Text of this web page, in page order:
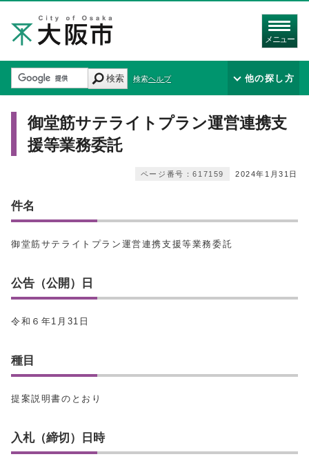
メニュー
検索 検索ヘルプ 他の探し方
御堂筋サテライトプラン運営連携支
援等業務委託
2024年1月31日
ページ番号：617159
件名
御堂筋サテライトプラン運営連携支援等業務委託
公告（公開）日
令和６年1月31日
種目
提案説明書のとおり
入札（締切）日時